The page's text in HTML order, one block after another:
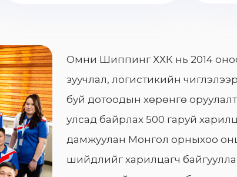
Омни Шиппинг ХХК нь 2014
зуучлал, логистикийн
буй дотоодын хөрөнгө
улсад байрлах 500 гаруй
дамжуулан Монгол орныхоо
шийдлийг харилцагч